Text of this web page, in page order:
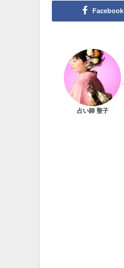
Facebook
占い師 聖子